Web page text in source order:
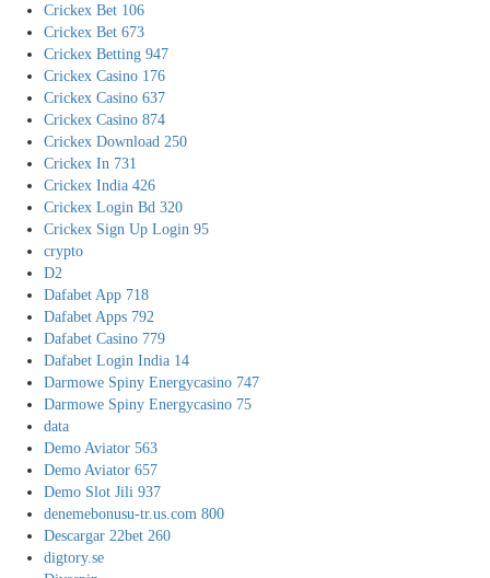
Crickex Bet 106
Crickex Bet 673
Crickex Betting 947
Crickex Casino 176
Crickex Casino 637
Crickex Casino 874
Crickex Download 250
Crickex In 731
Crickex India 426
Crickex Login Bd 320
Crickex Sign Up Login 95
crypto
D2
Dafabet App 718
Dafabet Apps 792
Dafabet Casino 779
Dafabet Login India 14
Darmowe Spiny Energycasino 747
Darmowe Spiny Energycasino 75
data
Demo Aviator 563
Demo Aviator 657
Demo Slot Jili 937
denemebonusu-tr.us.com 800
Descargar 22bet 260
digtory.se